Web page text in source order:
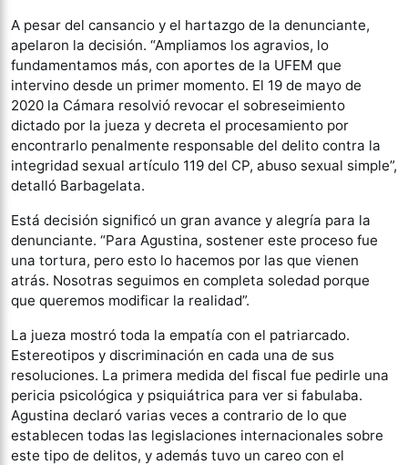
A pesar del cansancio y el hartazgo de la denunciante,
apelaron la decisión. “Ampliamos los agravios, lo
fundamentamos más, con aportes de la UFEM que
intervino desde un primer momento. El 19 de mayo de
2020 la Cámara resolvió revocar el sobreseimiento
dictado por la jueza y decreta el procesamiento por
encontrarlo penalmente responsable del delito contra la
integridad sexual artículo 119 del CP, abuso sexual simple”,
detalló Barbagelata.
Está decisión significó un gran avance y alegría para la
denunciante. “Para Agustina, sostener este proceso fue
una tortura, pero esto lo hacemos por las que vienen
atrás. Nosotras seguimos en completa soledad porque
que queremos modificar la realidad”.
La jueza mostró toda la empatía con el patriarcado.
Estereotipos y discriminación en cada una de sus
resoluciones. La primera medida del fiscal fue pedirle una
pericia psicológica y psiquiátrica para ver si fabulaba.
Agustina declaró varias veces a contrario de lo que
establecen todas las legislaciones internacionales sobre
este tipo de delitos, y además tuvo un careo con el